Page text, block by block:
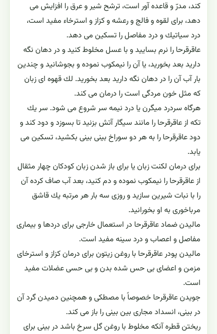
كند، مدرّ و قاعده آور است، ترشح شير و عرق را افزايش مى
دهد، براى لقوه و فالج و رعشه و كزاز و استرخاء مفيد است،
درد سياتيك و درد مفاصل را تسكين مى دهد.
عاقرقرحا را نرم بساييد و با عسل مخلوط كنيد و در دهان نگه
داريد بعد بخوريد، يا آن را نيمكوب نموده و بجوشانيد و چندين
بار آب آن را در دهان نگه داريد بعد بخوريد. لك قهوه اى زبان
كه مثل خون مردگى است را درمان مى كند.
هرگاه سردرد ميگرن يا درد نيمه سر شروع مى شود. سر يك
تكه از عاقرقرحا را مانند سيگار آتش بزنيد تا بسوزد و دود كند و
دود عاقرقرحا را به هر دو سوراخ بينى بينى بكشيد، تسكين مى
يابد.
براى درمان لكنت زبان يا براى باز شدن زبان كودكان چهار مثقال
از عاقرقرحا را نيمكوب‏ نموده و دم كنيد، بعد آب صاف‏ كرده آن
را با نبات شيرين سازيد و روزى سه بار هر مرتبه يك قاشق
مرباخورى به او بخورانيد.
ماليدن ضماد عاقرقرحا در استعمال خارجى براى دردها و بيمارى
مفاصل و اعصاب و درد سينه مفيد است.
ماليدن پودر عاقرقرحا با روغن زيتون براى درمان كزاز و استرخاى
مزمن و اعضاى بى حس شده بدن و بى حسى عضلات مفيد
است.
جويدن عاقرقرحا خصوصاً با مصطكى و همچنين دميدن گرد آن
در بينى، انسداد مجارى بين بينى را باز مى كند.
ريختن قطره آنكه مخلوط با روغن گل سرخ باشد در بينى براى